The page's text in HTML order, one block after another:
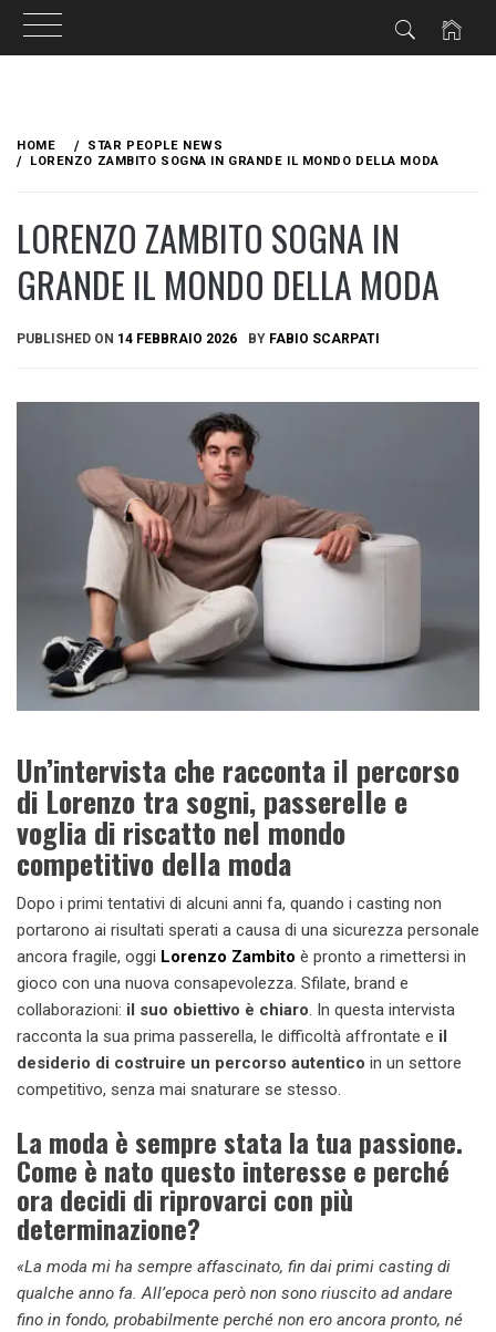
content
HOME
STAR PEOPLE NEWS
LORENZO ZAMBITO SOGNA IN GRANDE IL MONDO DELLA MODA
LORENZO ZAMBITO SOGNA IN
GRANDE IL MONDO DELLA MODA
PUBLISHED ON 14 FEBBRAIO 2026 BY FABIO SCARPATI
Un’intervista che racconta il percorso
di Lorenzo tra sogni, passerelle e
voglia di riscatto nel mondo
competitivo della moda
Dopo i primi tentativi di alcuni anni fa, quando i casting non
portarono ai risultati sperati a causa di una sicurezza personale
ancora fragile, oggi Lorenzo Zambito è pronto a rimettersi in
gioco con una nuova consapevolezza. Sfilate, brand e
collaborazioni: il suo obiettivo è chiaro. In questa intervista
racconta la sua prima passerella, le difficoltà affrontate e il
desiderio di costruire un percorso autentico in un settore
competitivo, senza mai snaturare se stesso.
La moda è sempre stata la tua passione.
Come è nato questo interesse e perché
ora decidi di riprovarci con più
determinazione?
«La moda mi ha sempre affascinato, fin dai primi casting di
qualche anno fa. All’epoca però non sono riuscito ad andare
fino in fondo, probabilmente perché non ero ancora pronto, né